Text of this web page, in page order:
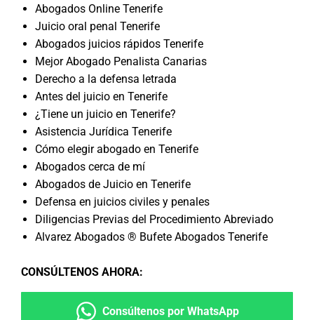
Abogados Online Tenerife
Juicio oral penal Tenerife
Abogados juicios rápidos Tenerife
Mejor Abogado Penalista Canarias
Derecho a la defensa letrada
Antes del juicio en Tenerife
¿Tiene un juicio en Tenerife?
Asistencia Jurídica Tenerife
Cómo elegir abogado en Tenerife
Abogados cerca de mí
Abogados de Juicio en Tenerife
Defensa en juicios civiles y penales
Diligencias Previas del Procedimiento Abreviado
Alvarez Abogados ® Bufete Abogados Tenerife
CONSÚLTENOS AHORA:
Consúltenos por WhatsApp